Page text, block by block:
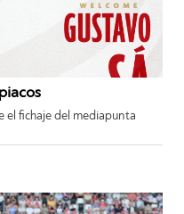
el fichaje del mediapunta